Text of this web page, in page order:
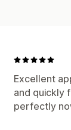
Excellent
and quickly
perfectly